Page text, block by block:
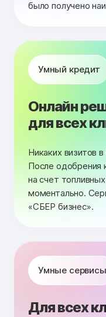
было получено
Умный кредит
Онлайн
для всех
Никаких визитов
После одобрения
на счет
моментально.
«СБЕР бизнес».
Умные сервисы
Для всех